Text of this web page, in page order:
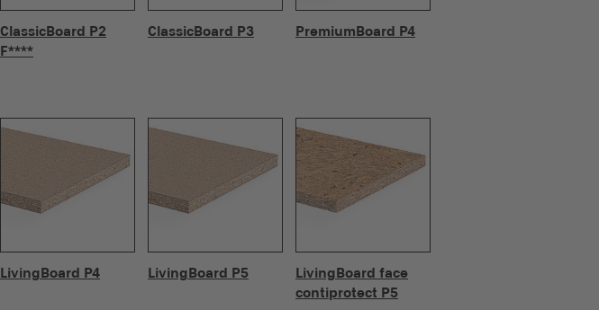
ClassicBoard P2
F****
ClassicBoard P3 PremiumBoard P4
LivingBoard P4 LivingBoard P5
LivingBoard face
contiprotect P5